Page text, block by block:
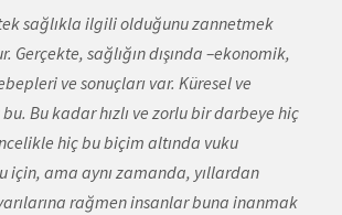
sağlıkla ilgili olduğunu zannetmek
Gerçekte, sağlığın dışında –ekonomik,
ve sonuçları var. Küresel ve
Bu kadar hızlı ve zorlu bir darbeye hiç
hiç bu biçim altında vuku
için, ama aynı zamanda, yıllardan
rağmen insanlar buna inanmak